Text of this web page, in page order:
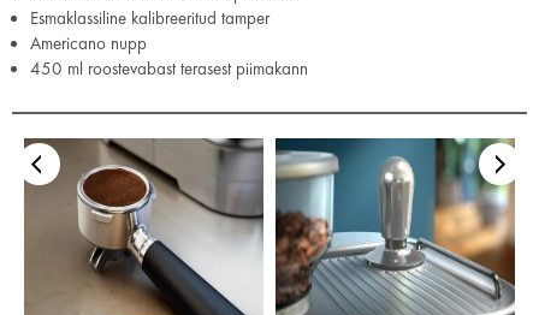
Esmaklassiline kalibreeritud tamper
Americano nupp
450 ml roostevabast terasest piimakann